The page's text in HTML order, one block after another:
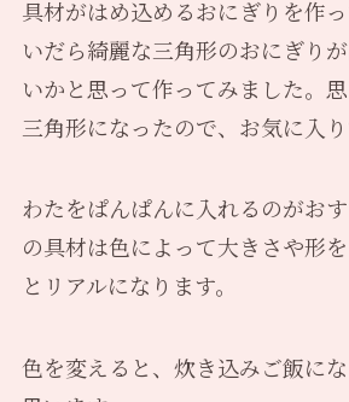
具材がはめ込めるおにぎりを作
いだら綺麗な三角形のおにぎり
いかと思って作ってみました。
三角形になったので、お気に入り
わたをぱんぱんに入れるのがお
の具材は色によって大きさや形
とリアルになります。
色を変えると、炊き込みご飯に